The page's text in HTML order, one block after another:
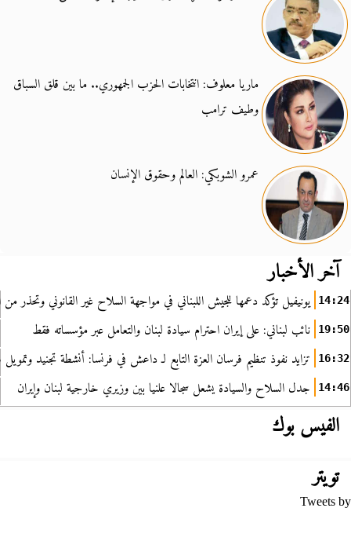
ماريا معلوف: انتخابات الحزب الجمهوري.. ما بين قلق السباق
وطيف ترامب
عمرو الشوبكي: العالم وحقوق الإنسان
آخر الأخبار
14:24 يونيفيل تؤكد دعمها للجيش اللبناني في مواجهة السلاح غير القانوني وتحذر من
19:50 نائب لبناني: على إيران احترام سيادة لبنان والتعامل عبر مؤسساته فقط
16:32 تزايد نفوذ تنظيم فرسان العزة التابع لـ داعش في فرنسا: أنشطة تجنيد
14:46 جدل السلاح والسيادة يشعل سجالا علنيا بين وزيري خارجية لبنان وإيران
الفيس بوك
تويتر
Tweets by